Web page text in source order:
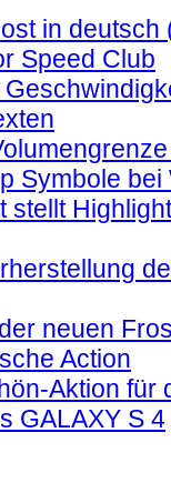
in deutsch
Speed Club
Symbole bei
stellt
neuen
Action
Aktion für
GALAXY S 4